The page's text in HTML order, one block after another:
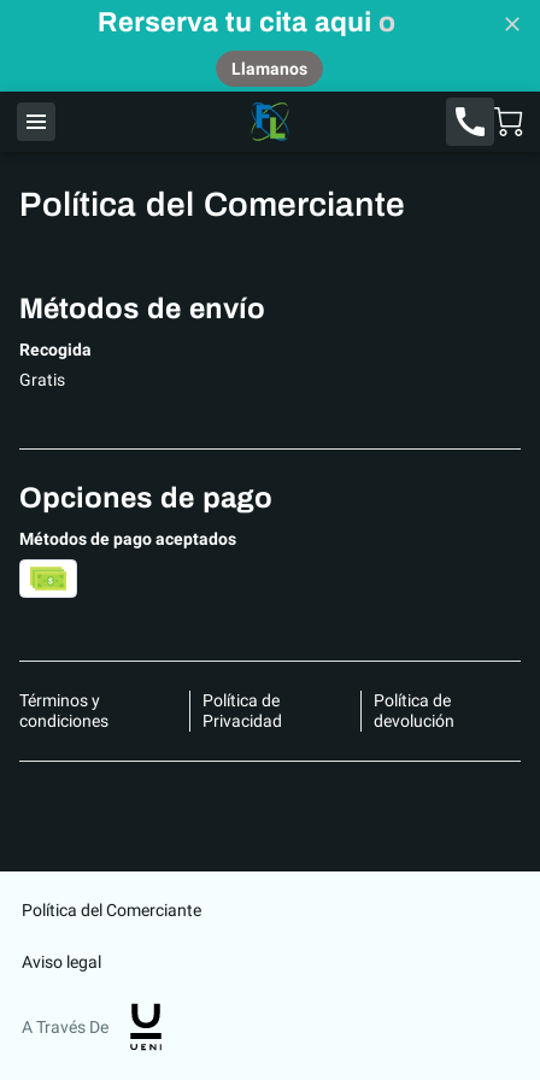
Rerserva tu cita aqui o
Llamanos
Política del Comerciante
Métodos de envío
Recogida
Gratis
Opciones de pago
Métodos de pago aceptados
Términos y
condiciones
Política de
Privacidad
Política de
devolución
Política del Comerciante
Aviso legal
A Través De